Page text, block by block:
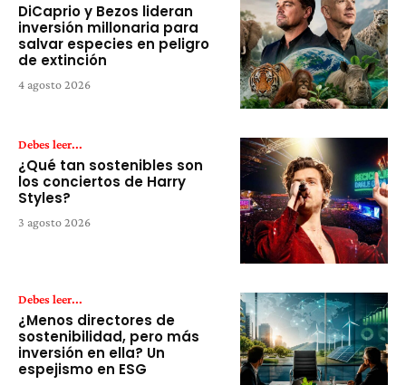
DiCaprio y Bezos lideran
inversión millonaria para
salvar especies en peligro
de extinción
4 agosto 2026
Debes leer...
¿Qué tan sostenibles son
los conciertos de Harry
Styles?
3 agosto 2026
Debes leer...
¿Menos directores de
sostenibilidad, pero más
inversión en ella? Un
espejismo en ESG